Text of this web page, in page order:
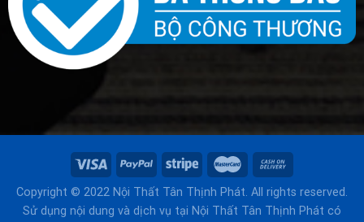
Copyright © 2022 Nội Thất Tân Thịnh Phát. All rights reserved.
Sử dụng nội dung và dịch vụ tại Nội Thất Tân Thịnh Phát có